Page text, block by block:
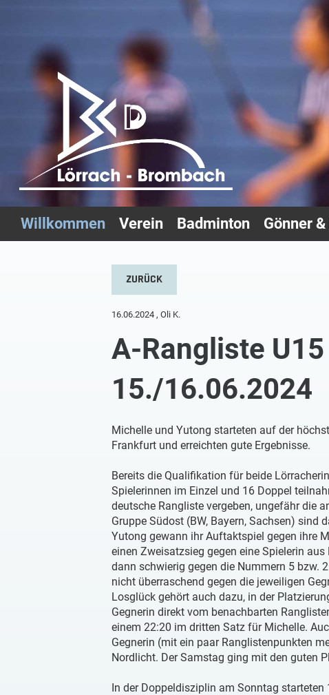
Willkommen Verein Badminton Gönner
ZURÜCK
16.06.2024, Oli K.
A-Rangliste U15
15./16.06.2024
Michelle und Yutong starteten auf der
Frankfurt und erreichten gute Ergebnisse.
Bereits die Qualifikation für beide
Spielerinnen im Einzel und 16 Doppel
deutsche Rangliste vergeben, ungefähr die
Gruppe Südost (BW, Bayern, Sachsen) sind
Yutong gewann ihr Auftaktspiel gegen ihre
einen Zweisatzsieg gegen eine Spielerin
dann schwierig gegen die Nummern 5 bzw.
nicht überraschend gegen die jeweiligen
Losglück gehört auch dazu, in der
Gegnerin direkt vom benachbarten
einem 22:20 im dritten Satz für Michelle.
Gegnerin (mit ein paar Ranglistenpunkten
Nordlicht. Der Samstag ging mit den guten
In der Doppeldisziplin am Sonntag